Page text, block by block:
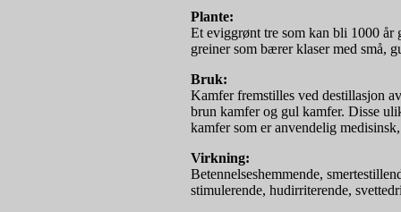
Plante:
Et eviggrønt tre som kan bli 1000 år
greiner som bærer klaser med små,
Bruk:
Kamfer fremstilles ved destillasjon
brun kamfer og gul kamfer. Disse
kamfer som er anvendelig
Virkning:
Betennelseshemmende,
stimulerende, hudirriterende,